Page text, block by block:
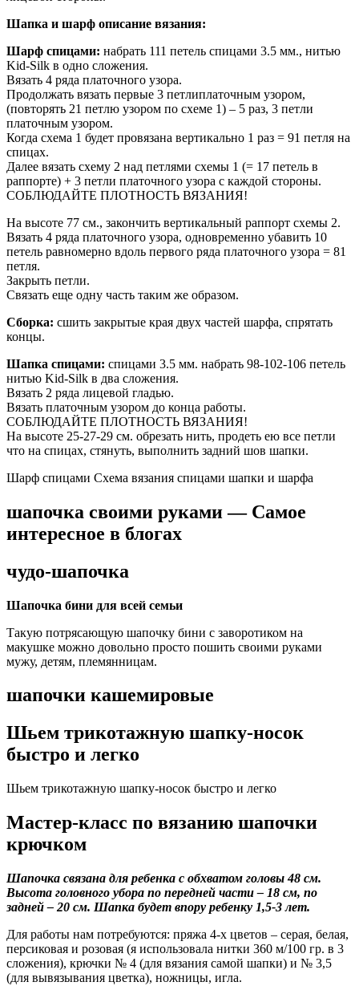
Шапка и шарф описание вязания:
Шарф спицами: набрать 111 петель спицами 3.5 мм., нитью
Kid-Silk в одно сложения.
Вязать 4 ряда платочного узора.
Продолжать вязать первые 3 петлиплаточным узором,
(повторять 21 петлю узором по схеме 1) – 5 раз, 3 петли
платочным узором.
Когда схема 1 будет провязана вертикально 1 раз = 91 петля на
спицах.
Далее вязать схему 2 над петлями схемы 1 (= 17 петель в
раппорте) + 3 петли платочного узора с каждой стороны.
СОБЛЮДАЙТЕ ПЛОТНОСТЬ ВЯЗАНИЯ!
На высоте 77 см., закончить вертикальный раппорт схемы 2.
Вязать 4 ряда платочного узора, одновременно убавить 10
петель равномерно вдоль первого ряда платочного узора = 81
петля.
Закрыть петли.
Связать еще одну часть таким же образом.
Сборка: сшить закрытые края двух частей шарфа, спрятать
концы.
Шапка спицами: спицами 3.5 мм. набрать 98-102-106 петель
нитью Kid-Silk в два сложения.
Вязать 2 ряда лицевой гладью.
Вязать платочным узором до конца работы.
СОБЛЮДАЙТЕ ПЛОТНОСТЬ ВЯЗАНИЯ!
На высоте 25-27-29 см. обрезать нить, продеть ею все петли
что на спицах, стянуть, выполнить задний шов шапки.
Шарф спицами Схема вязания спицами шапки и шарфа
шапочка своими руками — Самое
интересное в блогах
чудо-шапочка
Шапочка бини для всей семьи
Такую потрясающую шапочку бини с заворотиком на
макушке можно довольно просто пошить своими руками
мужу, детям, племянницам.
шапочки кашемировые
Шьем трикотажную шапку-носок
быстро и легко
Шьем трикотажную шапку-носок быстро и легко
Мастер-класс по вязанию шапочки
крючком
Шапочка связана для ребенка с обхватом головы 48 см.
Высота головного убора по передней части – 18 см, по
задней – 20 см. Шапка будет впору ребенку 1,5-3 лет.
Для работы нам потребуются: пряжа 4-х цветов – серая, белая,
персиковая и розовая (я использовала нитки 360 м/100 гр. в 3
сложения), крючки № 4 (для вязания самой шапки) и № 3,5
(для вывязывания цветка), ножницы, игла.